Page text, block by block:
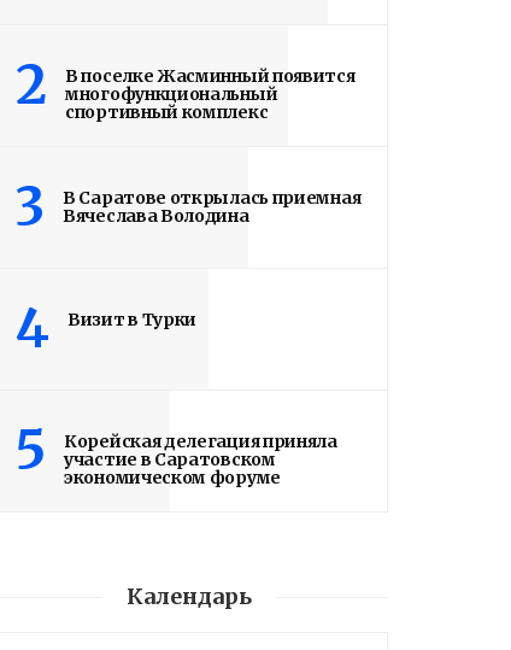
2
В поселке Жасминный появится
многофункциональный
спортивный комплекс
3
В Саратове открылась приемная
Вячеслава Володина
4 Визит в Турки
5
Корейская делегация приняла
участие в Саратовском
экономическом форуме
Календарь